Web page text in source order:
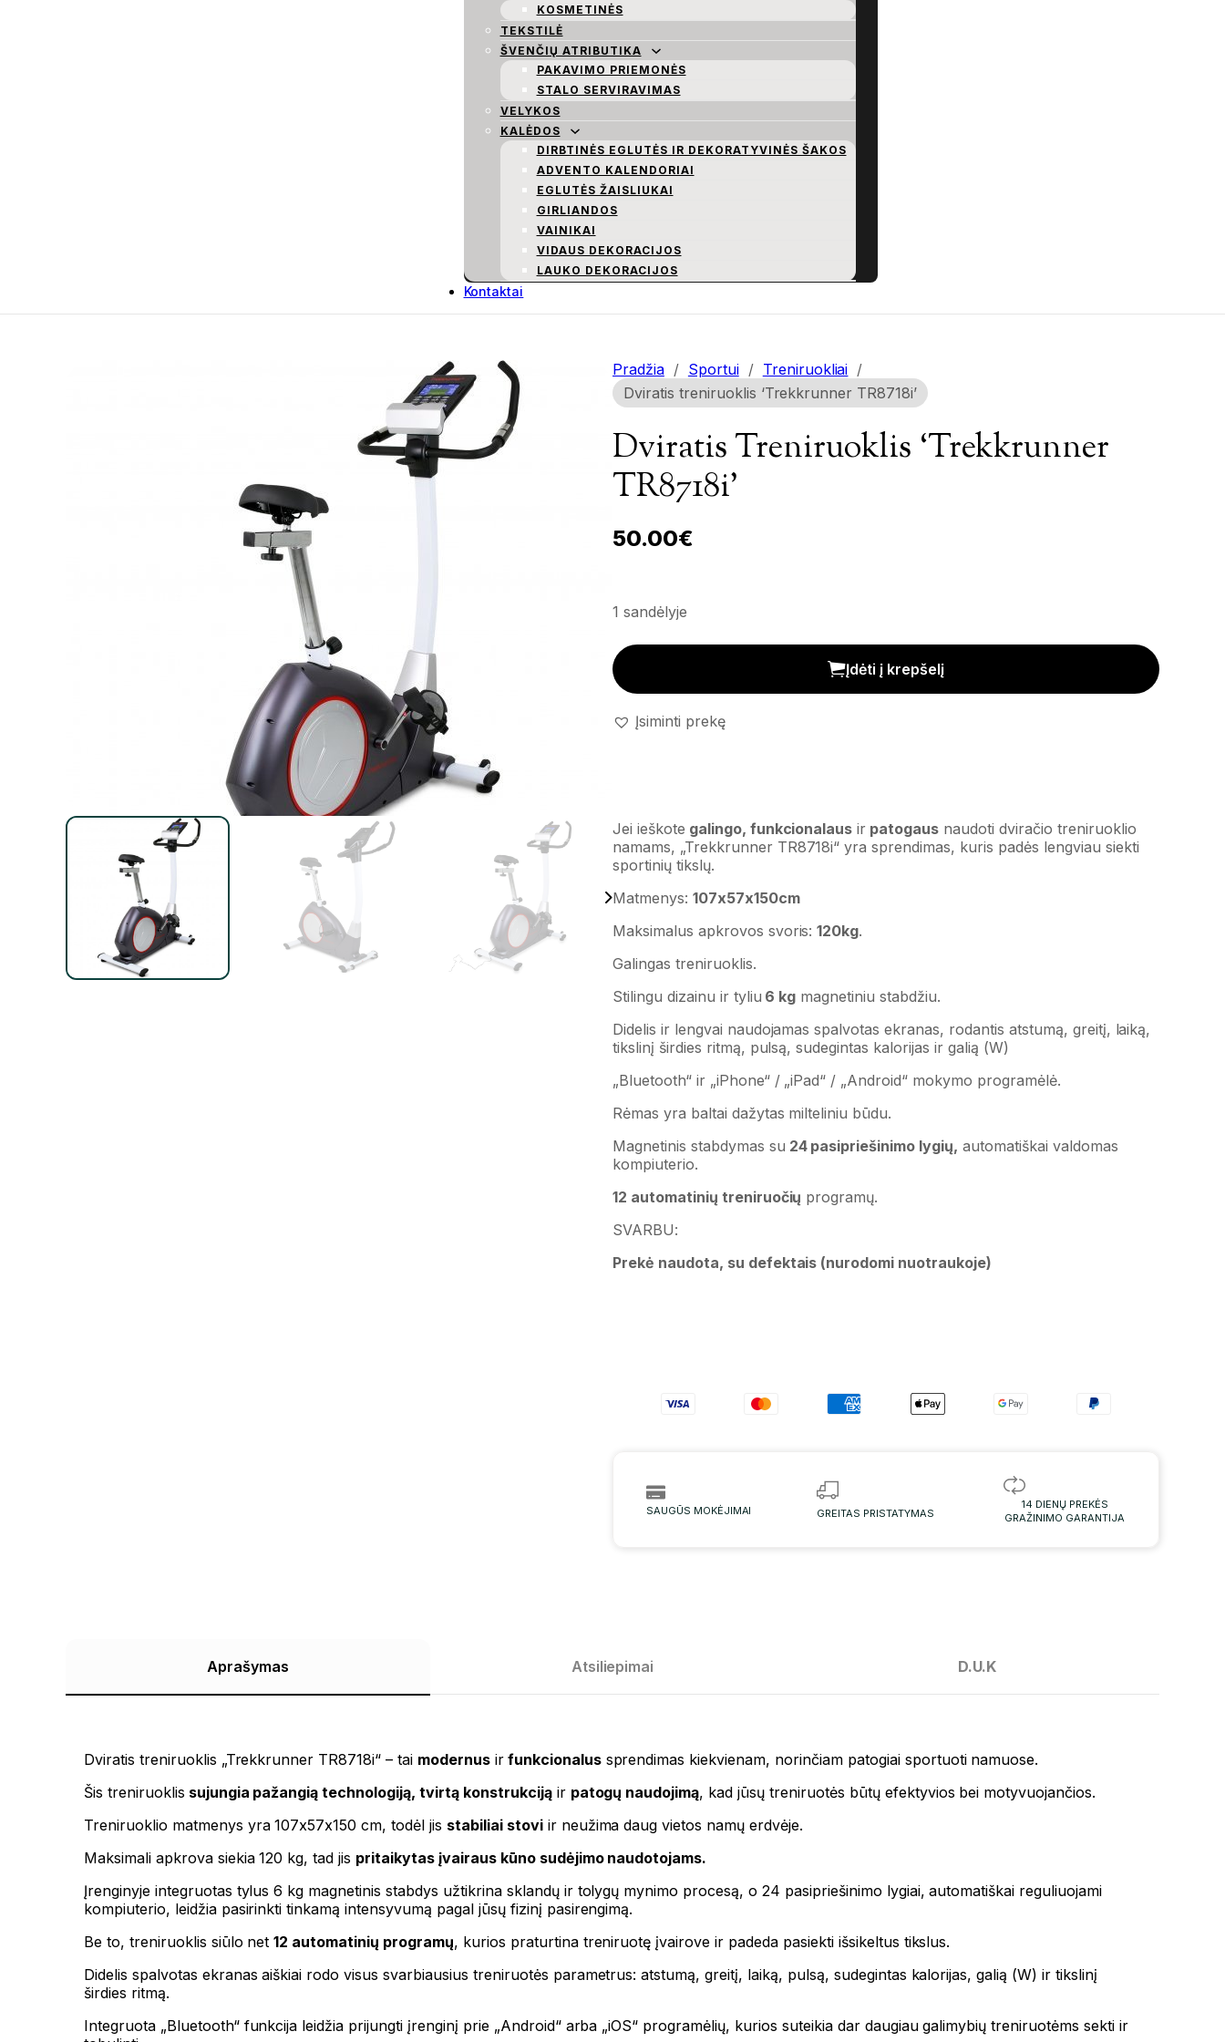
KOSMETINĖS
TEKSTILĖ
ŠVENČIŲ ATRIBUTIKA
PAKAVIMO PRIEMONĖS
STALO SERVIRAVIMAS
VELYKOS
KALĖDOS
DIRBTINĖS EGLUTĖS IR DEKORATYVINĖS ŠAKOS
ADVENTO KALENDORIAI
EGLUTĖS ŽAISLIUKAI
GIRLIANDOS
VAINIKAI
VIDAUS DEKORACIJOS
LAUKO DEKORACIJOS
Kontaktai
Pradžia / Sportui / Treniruokliai /
Dviratis treniruoklis ‘Trekkrunner TR8718i’
Dviratis Treniruoklis ‘Trekkrunner
TR8718i’
50.00€
1 sandėlyje
Dviratis treniruoklis 'Trekkrunner TR8718i' kiekis
Įdėti į krepšelį
Įsiminti prekę
Jei ieškote galingo, funkcionalaus ir patogaus naudoti dviračio treniruoklio
namams, „Trekkrunner TR8718i“ yra sprendimas, kuris padės lengviau siekti
sportinių tikslų.
Matmenys: 107x57x150cm
Maksimalus apkrovos svoris:120kg.
Galingas treniruoklis.
Stilingu dizainu ir tyliu 6 kg magnetiniu stabdžiu.
Didelis ir lengvai naudojamas spalvotas ekranas, rodantis atstumą, greitį, laiką,
tikslinį širdies ritmą, pulsą, sudegintas kalorijas ir galią (W)
„Bluetooth“ ir „iPhone“ / „iPad“ / „Android“ mokymo programėlė.
Rėmas yra baltai dažytas milteliniu būdu.
Magnetinis stabdymas su 24 pasipriešinimo lygių, automatiškai valdomas
kompiuterio.
12 automatinių treniruočių programų.
SVARBU:
Prekė naudota, su defektais (nurodomi nuotraukoje)
SAUGŪS MOKĖJIMAI GREITAS PRISTATYMAS
14 DIENŲ PREKĖS
GRAŽINIMO GARANTIJA
Aprašymas Atsiliepimai D.U.K
Dviratis treniruoklis „Trekkrunner TR8718i“ – tai modernusirfunkcionalussprendimas kiekvienam, norinčiam patogiai sportuoti namuose.
Šis treniruoklis sujungia pažangią technologiją, tvirtą konstrukcijąir patogų naudojimą, kad jūsų treniruotės būtų efektyvios bei motyvuojančios.
Treniruoklio matmenys yra 107x57x150 cm, todėl jis stabiliai stoviir neužima daug vietos namų erdvėje.
Maksimali apkrova siekia 120 kg, tad jis pritaikytas įvairaus kūno sudėjimo naudotojams.
Įrenginyje integruotas tylus 6 kg magnetinis stabdys užtikrina sklandų ir tolygų mynimo procesą, o 24 pasipriešinimo lygiai, automatiškai reguliuojami
kompiuterio, leidžia pasirinkti tinkamą intensyvumą pagal jūsų fizinį pasirengimą.
Be to, treniruoklis siūlo net12 automatinių programų, kurios praturtina treniruotę įvairove ir padeda pasiekti išsikeltus tikslus.
Didelis spalvotas ekranas aiškiai rodo visus svarbiausius treniruotės parametrus: atstumą, greitį, laiką, pulsą, sudegintas kalorijas, galią (W) ir tikslinį
širdies ritmą.
Integruota „Bluetooth“ funkcija leidžia prijungti įrenginį prie „Android“ arba „iOS“ programėlių, kurios suteikia dar daugiau galimybių treniruotėms sekti ir